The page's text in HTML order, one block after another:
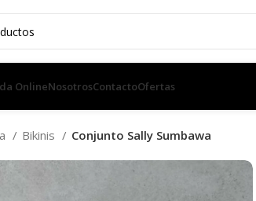
OnlineNosotrosContactoOfertas
Bikinis Conjunto Sally Sumbawa